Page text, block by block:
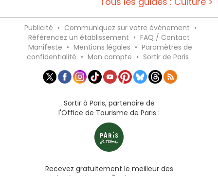
Publicité • Communiquez sur votre événement •
Référencez un établissement • FAQ / Contact
Manifeste • Mentions légales • Paramètres de
confidentialité • Mon compte • Sortir de Paris
Sortir à Paris, partenaire de
l'Office de Tourisme de Paris :
Recevez gratuitement le meilleur des